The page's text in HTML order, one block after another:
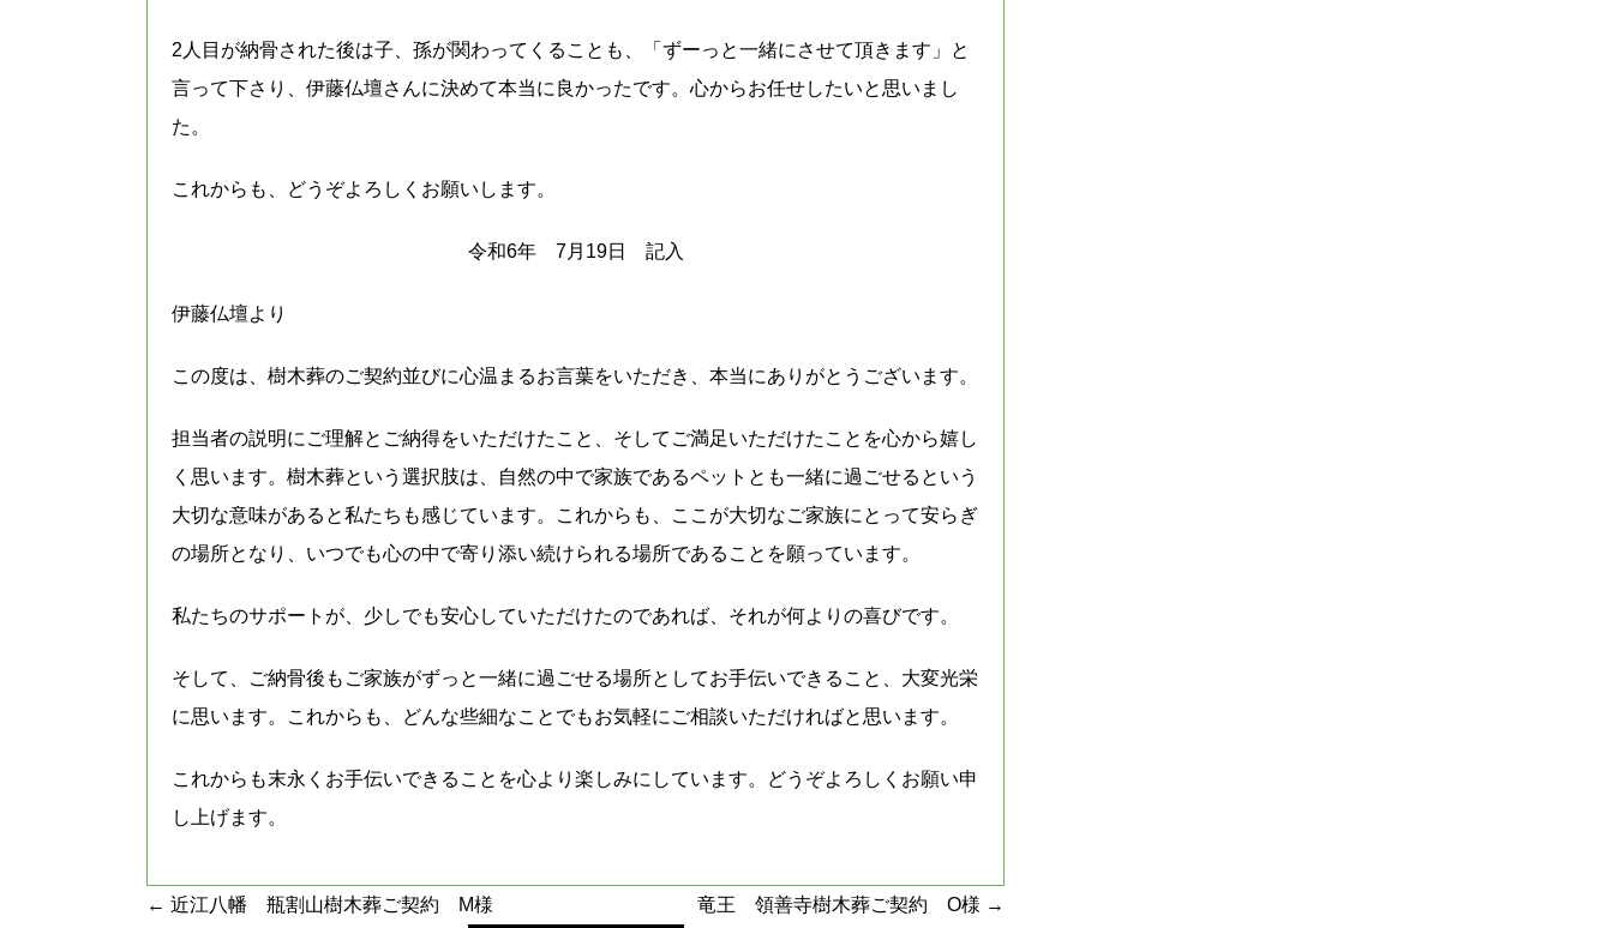
2人目が納骨された後は子、孫が関わってくることも、「ずーっと一緒にさせて頂きます」と
言って下さり、伊藤仏壇さんに決めて本当に良かったです。心からお任せしたいと思いまし
た。
これからも、どうぞよろしくお願いします。
令和6年 7月19日 記入
伊藤仏壇より
この度は、樹木葬のご契約並びに心温まるお言葉をいただき、本当にありがとうございます。
担当者の説明にご理解とご納得をいただけたこと、そしてご満足いただけたことを心から嬉し
く思います。樹木葬という選択肢は、自然の中で家族であるペットとも一緒に過ごせるという
大切な意味があると私たちも感じています。これからも、ここが大切なご家族にとって安らぎ
の場所となり、いつでも心の中で寄り添い続けられる場所であることを願っています。
私たちのサポートが、少しでも安心していただけたのであれば、それが何よりの喜びです。
そして、ご納骨後もご家族がずっと一緒に過ごせる場所としてお手伝いできること、大変光栄
に思います。これからも、どんな些細なことでもお気軽にご相談いただければと思います。
これからも末永くお手伝いできることを心より楽しみにしています。どうぞよろしくお願い申
し上げます。
投
← 近江八幡 瓶割山樹木葬ご契約 M様 竜王 領善寺樹木葬ご契約 O様 →